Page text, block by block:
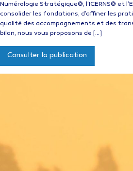
Numérologie Stratégique®, l’ICERNS® et
consolider les fondations, d’affiner les
qualité des accompagnements et des
bilan, nous vous proposons de […]
Consulter la publication